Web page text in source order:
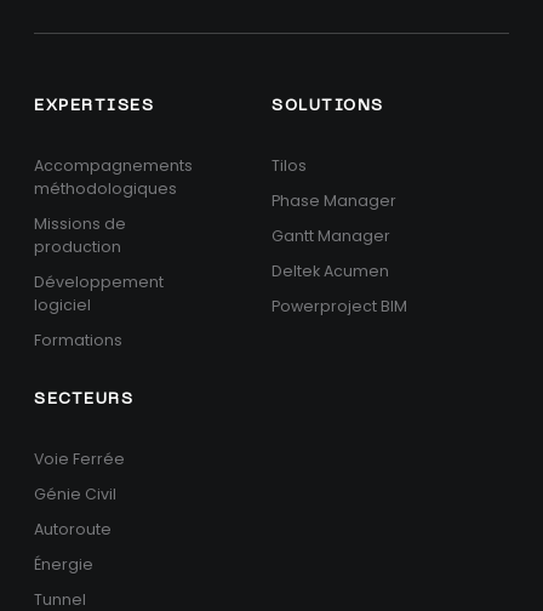
EXPERTISES
Accompagnements
méthodologiques
Missions de
production
Développement
logiciel
Formations
SOLUTIONS
Tilos
Phase Manager
Gantt Manager
Deltek Acumen
Powerproject BIM
SECTEURS
Voie Ferrée
Génie Civil
Autoroute
Énergie
Tunnel